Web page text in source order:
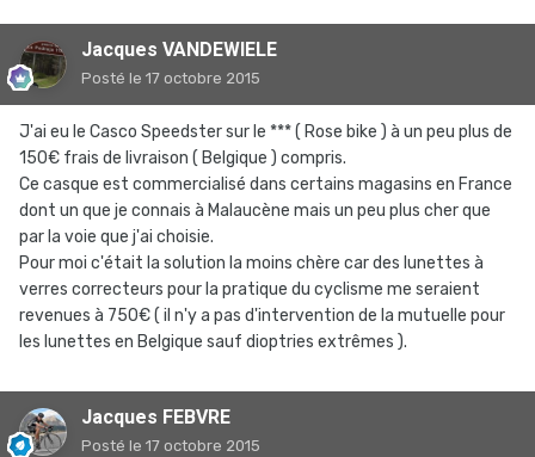
Jacques VANDEWIELE
Posté le 17 octobre 2015
J'ai eu le Casco Speedster sur le *** ( Rose bike ) à un peu plus de
150€ frais de livraison ( Belgique ) compris.
Ce casque est commercialisé dans certains magasins en France
dont un que je connais à Malaucène mais un peu plus cher que
par la voie que j'ai choisie.
Pour moi c'était la solution la moins chère car des lunettes à
verres correcteurs pour la pratique du cyclisme me seraient
revenues à 750€ ( il n'y a pas d'intervention de la mutuelle pour
les lunettes en Belgique sauf dioptries extrêmes ).
Jacques FEBVRE
Posté le 17 octobre 2015